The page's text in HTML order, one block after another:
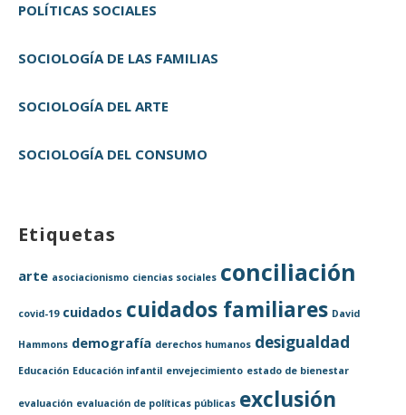
POLÍTICAS SOCIALES
SOCIOLOGÍA DE LAS FAMILIAS
SOCIOLOGÍA DEL ARTE
SOCIOLOGÍA DEL CONSUMO
Etiquetas
arte asociacionismo ciencias sociales conciliación
covid-19 cuidados cuidados familiares David
Hammons demografía derechos humanos desigualdad
Educación Educación infantil envejecimiento estado de bienestar
evaluación evaluación de políticas públicas exclusión